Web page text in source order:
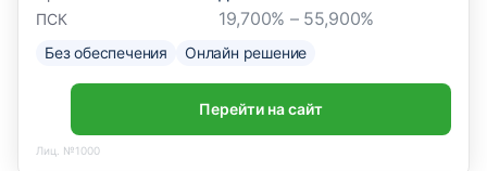
ПСК 19,700% – 55,900%
Без обеспечения Онлайн решение
Перейти на сайт
Лиц. №1000